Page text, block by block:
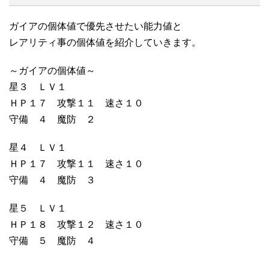
ガイアの個体値で優先させたい能力値と
レアリティ事の個体値を紹介していきます。
～ガイアの個体値～
星３ ＬＶ１
ＨＰ１７ 攻撃１１ 速さ１０
守備 ４ 魔防 ２
星４ ＬＶ１
ＨＰ１７ 攻撃１１ 速さ１０
守備 ４ 魔防 ３
星５ ＬＶ１
ＨＰ１８ 攻撃１２ 速さ１０
守備 ５ 魔防 ４